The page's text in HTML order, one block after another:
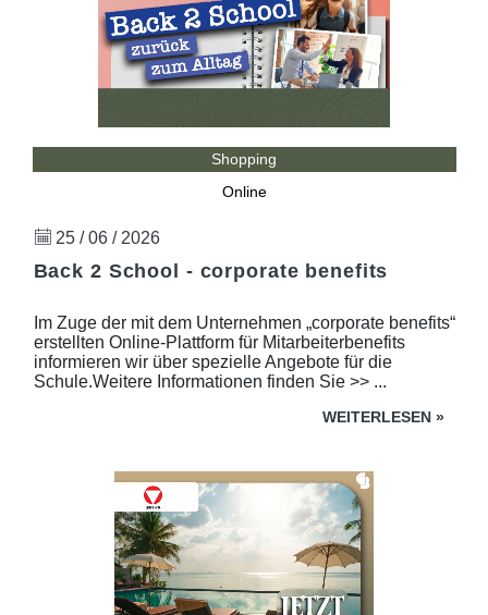
Shopping
Online
25 / 06 / 2026
Back 2 School - corporate benefits
Im Zuge der mit dem Unternehmen „corporate benefits“
erstellten Online-Plattform für Mitarbeiterbenefits
informieren wir über spezielle Angebote für die
Schule.Weitere Informationen finden Sie >> ...
WEITERLESEN »